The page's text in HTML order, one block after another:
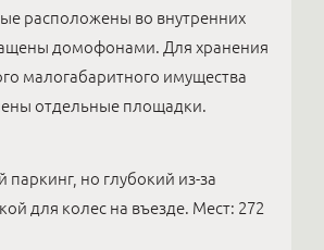
расположены во внутренних
домофонами. Для хранения
малогабаритного имущества
отдельные площадки.
но глубокий из-за
для колес на въезде. Мест: 272